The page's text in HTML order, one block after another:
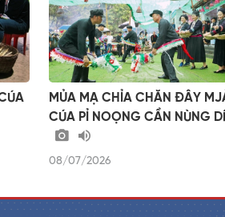
MỦA MẠ CHỈA CHĂN ĐÂY
CÚA PỈ NOỌNG CẦN NÙNG
08/07/2026